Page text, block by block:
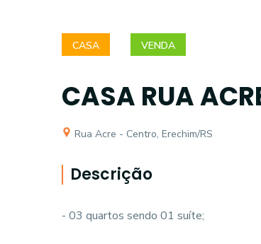
CASA VENDA
CASA RUA
Rua Acre - Centro, Erechim/RS
Descrição
- 03 quartos sendo 01 suíte;